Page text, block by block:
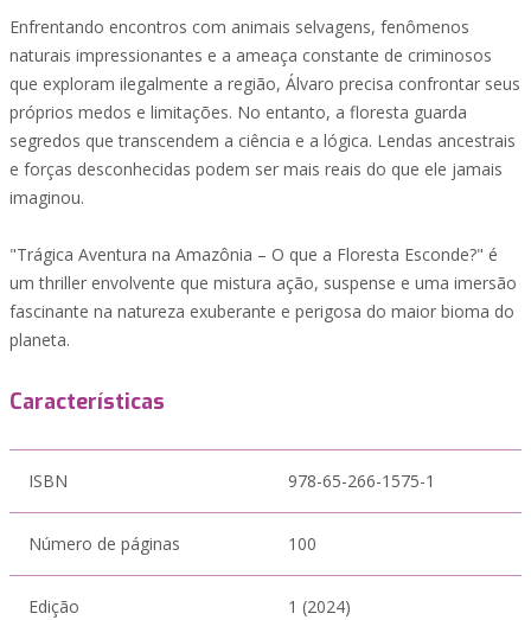
Enfrentando encontros com animais selvagens, fenômenos
naturais impressionantes e a ameaça constante de criminosos
que exploram ilegalmente a região, Álvaro precisa confrontar seus
próprios medos e limitações. No entanto, a floresta guarda
segredos que transcendem a ciência e a lógica. Lendas ancestrais
e forças desconhecidas podem ser mais reais do que ele jamais
imaginou.
"Trágica Aventura na Amazônia – O que a Floresta Esconde?" é
um thriller envolvente que mistura ação, suspense e uma imersão
fascinante na natureza exuberante e perigosa do maior bioma do
planeta.
Características
ISBN 978-65-266-1575-1
Número de páginas 100
Edição 1 (2024)